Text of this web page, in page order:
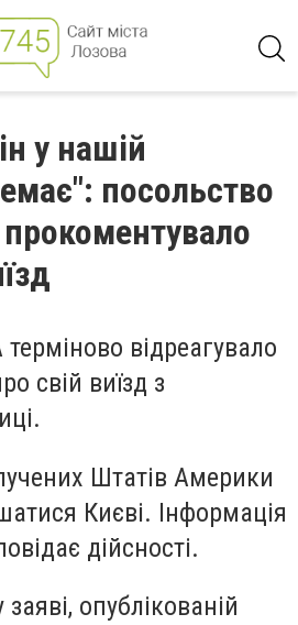
у нашій
посольство
відреагувало
свій виїзд з
Штатів Америки
Києві. Інформація
дійсності.
опублікованій